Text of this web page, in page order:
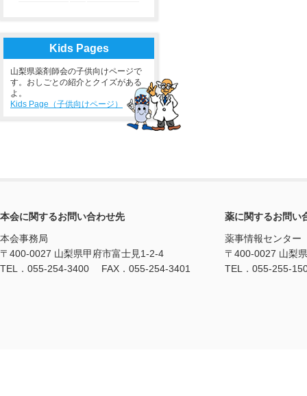
Kids Pages
山梨県薬剤師会の子供向けページで
す。おしごとの紹介とクイズがある
よ。
Kids Page（子供向けページ）
本会に関するお問い合わせ先
本会事務局
〒400-0027 山梨県甲府市富士見1-2-4
TEL．055-254-3400 FAX．055-254-3401
薬に関するお問い
薬事情報センター
〒400-0027 山梨
TEL．055-255-